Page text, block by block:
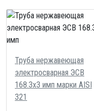
Труба нержавеющая
электросварная ЭСВ
168.3х3 имп марки AISI
321